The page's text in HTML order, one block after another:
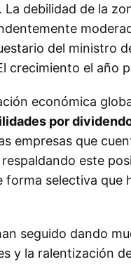
La debilidad de la
del ministro
crecimiento el año
económica
por
empresas que
este
forma selectiva
seguido dando
y la ralentización